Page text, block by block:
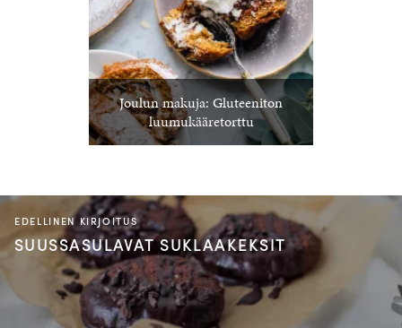
Joulun makuja: Gluteeniton
luumukääretorttu
EDELLINEN KIRJOITUS
SUUSSASULAVAT SUKLAAKEKSIT